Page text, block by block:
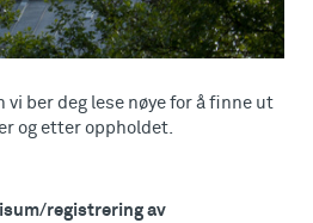
vi ber deg lese nøye for å finne ut
og etter oppholdet.
registrering av